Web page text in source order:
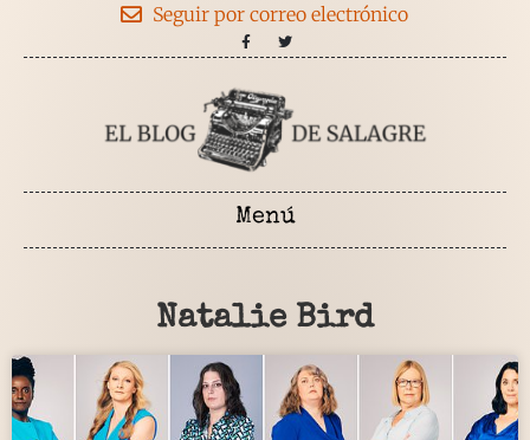
Seguir por correo electrónico
Natalie Bird